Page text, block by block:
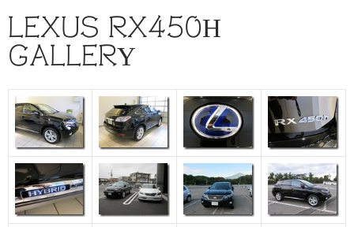
ン
ツ
へ
ス
キ
ッ
プ
LEXUS RX450H
GALLERY